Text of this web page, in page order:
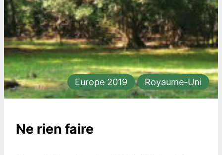
Europe 2019 Royaume-Uni
Ne rien faire